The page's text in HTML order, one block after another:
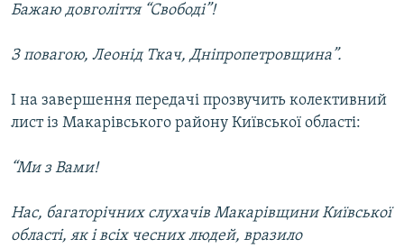
Бажаю довголіття “Свободі”!
З повагою, Леонід Ткач, Дніпропетровщина”.
І на завершення передачі прозвучить колективний
лист із Макарівського району Київської області:
“Ми з Вами!
Нас, багаторічних слухачів Макарівщини Київської
області, як і всіх чесних людей, вразило